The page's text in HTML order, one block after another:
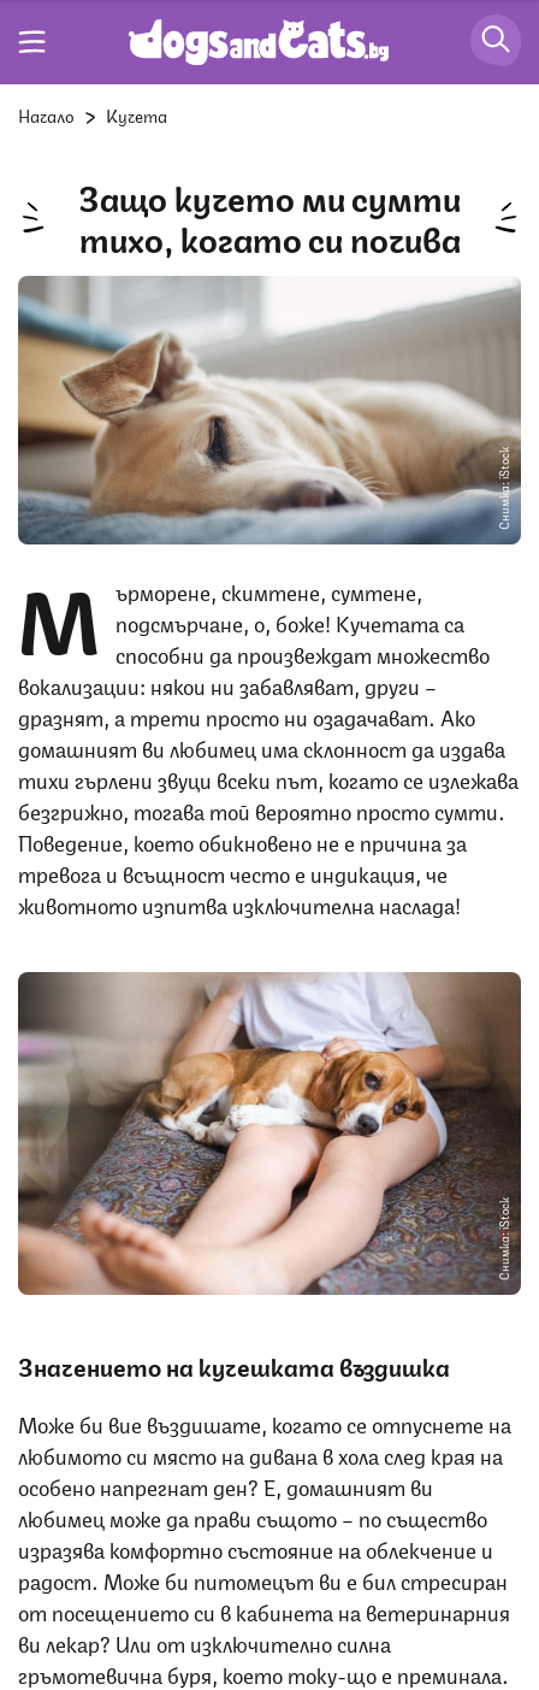
Начало Кучета
Защо кучето ми сумти
тихо, когато си почива
Снимка: iStock
М
ърморене, скимтене, сумтене,
подсмърчане, о, боже! Кучетата са
способни да произвеждат множество
вокализации: някои ни забавляват, други –
дразнят, а трети просто ни озадачават. Ако
домашният ви любимец има склонност да издава
тихи гърлени звуци всеки път, когато се излежава
безгрижно, тогава той вероятно просто сумти.
Поведение, което обикновено не е причина за
тревога и всъщност често е индикация, че
животното изпитва изключителна наслада!
Снимка: iStock
Значението на кучешката въздишка
Може би вие въздишате, когато се отпуснете на
любимото си място на дивана в хола след края на
особено напрегнат ден? Е, домашният ви
любимец може да прави същото – по същество
изразява комфортно състояние на облекчение и
радост. Може би питомецът ви е бил стресиран
от посещението си в кабинета на ветеринарния
ви лекар? Или от изключително силна
гръмотевична буря, което току-що е преминала.